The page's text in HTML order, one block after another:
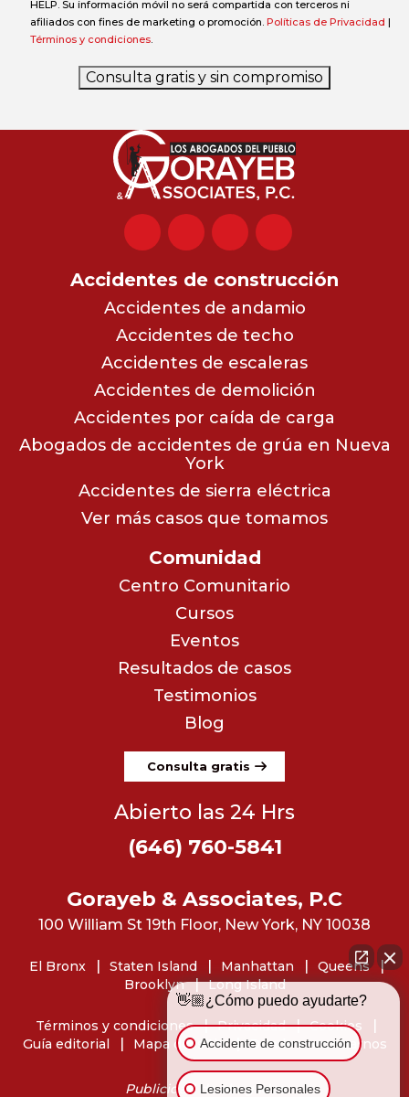
HELP. Su información móvil no será compartida con terceros ni
afiliados con fines de marketing o promoción. Políticas de Privacidad |
Términos y condiciones
Consulta gratis y sin compromiso
Accidentes de construcción
Accidentes de andamio
Accidentes de techo
Accidentes de escaleras
Accidentes de demolición
Accidentes por caída de carga
Abogados de accidentes de grúa en Nueva
York
Accidentes de sierra eléctrica
Ver más casos que tomamos
Comunidad
Centro Comunitario
Cursos
Eventos
Resultados de casos
Testimonios
Blog
Consulta gratis
Abierto las 24 Hrs
(646) 760-5841
Gorayeb & Associates, P.C
100 William St 19th Floor, New York, NY 10038
Publicidad de abogados
El Bronx Staten Island Manhattan
Queens
Brooklyn
Long Island
Términos y condiciones Privacidad
Cookies
Guía editorial
Mapa del sitio Dónde encontrarnos
👋🏼¿Cómo puedo ayudarte?
Accidente de construcción
Lesiones Personales